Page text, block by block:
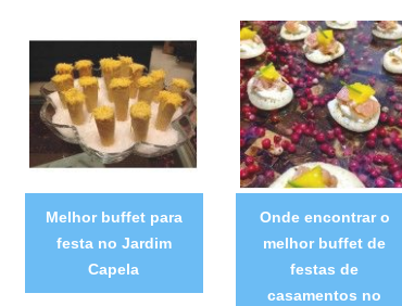
Melhor buffet para
festa no Jardim
Capela
Onde encontrar o
melhor buffet de
festas de
casamentos no